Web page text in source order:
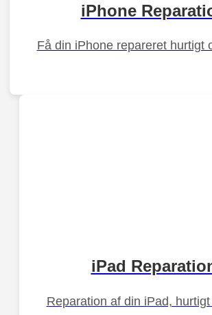
iPhone
Få din iPhone repareret hurtigt
iPad
Reparation af din iPad,